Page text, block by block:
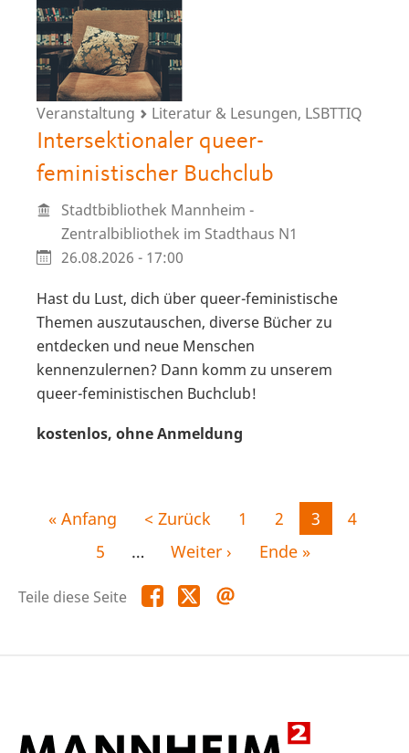
Veranstaltung Literatur & Lesungen, LSBTTIQ
Intersektionaler queer-
feministischer Buchclub
Stadtbibliothek Mannheim -
Zentralbibliothek im Stadthaus N1
26.08.2026 - 17:00
Hast du Lust, dich über queer-feministische
Themen auszutauschen, diverse Bücher zu
entdecken und neue Menschen
kennenzulernen? Dann komm zu unserem
queer-feministischen Buchclub!
kostenlos, ohne Anmeldung
Seitennummerierung
Erste
« Anfang
Vorherige
Seite
< Zurück Seite
1 Seite
2
Aktuelle
3 Seite
4
Seite
5 …
Nächste
Weiter ›
Letzte
Ende »
Teile diese Seite Teile
diese
Teile
diese